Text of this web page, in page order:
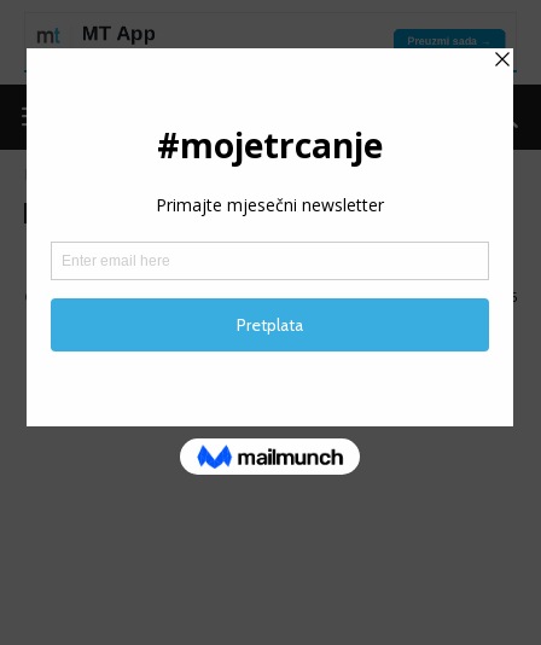
MAPA Kakanj za 5
Objavio Moje trčanje - 31/12/2016 965